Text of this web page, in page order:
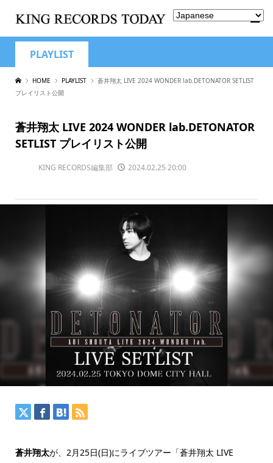
PLAYLIST
HOME PLAYLIST
蒼井翔太 LIVE 2024 WONDER lab.DETONATOR SETLIST
プレイリスト公開
蒼井翔太 LIVE 2024 WONDER lab.DETONATOR
SETLIST プレイリスト公開
KING RECORDS編集部 2024.02.25 20:00
蒼井翔太が、2月25日(日)にライブツアー「蒼井翔太 LIVE